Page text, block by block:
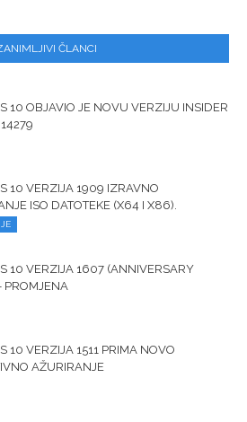
ČLANCI
10 OBJAVIO JE NOVU VERZIJU INSIDER
10 VERZIJA 1909 IZRAVNO
ISO DATOTEKE (X64 I X86).
10 VERZIJA 1607 (ANNIVERSARY
PROMJENA
10 VERZIJA 1511 PRIMA NOVO
AŽURIRANJE